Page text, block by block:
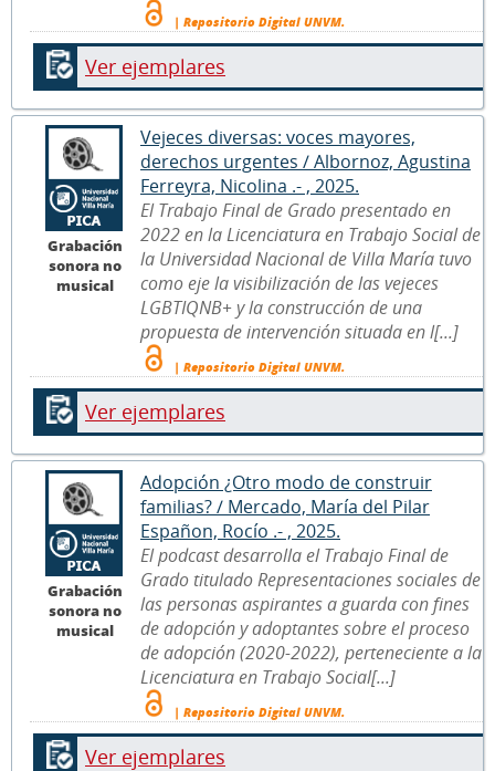
| Repositorio Digital UNVM.
Ver ejemplares
Grabación
sonora no
musical
Vejeces diversas: voces mayores,
derechos urgentes / Albornoz, Agustina
Ferreyra, Nicolina .- , 2025.
El Trabajo Final de Grado presentado en
2022 en la Licenciatura en Trabajo Social de
la Universidad Nacional de Villa María tuvo
como eje la visibilización de las vejeces
LGBTIQNB+ y la construcción de una
propuesta de intervención situada en l[...]
| Repositorio Digital UNVM.
Ver ejemplares
Grabación
sonora no
musical
Adopción ¿Otro modo de construir
familias? / Mercado, María del Pilar
Españon, Rocío .- , 2025.
El podcast desarrolla el Trabajo Final de
Grado titulado Representaciones sociales de
las personas aspirantes a guarda con fines
de adopción y adoptantes sobre el proceso
de adopción (2020-2022), perteneciente a la
Licenciatura en Trabajo Social[...]
| Repositorio Digital UNVM.
Ver ejemplares